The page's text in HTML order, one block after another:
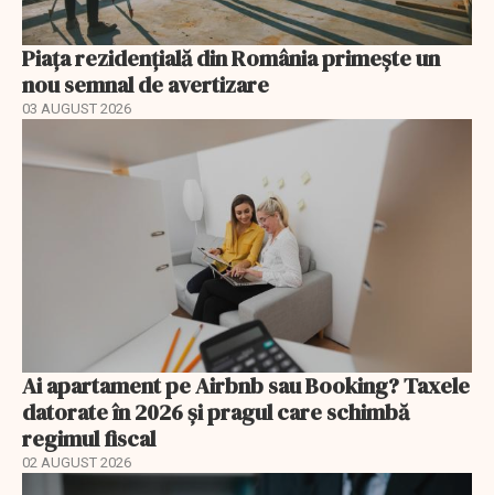
Piața rezidențială din România primește un
nou semnal de avertizare
03 AUGUST 2026
Ai apartament pe Airbnb sau Booking? Taxele
datorate în 2026 și pragul care schimbă
regimul fiscal
02 AUGUST 2026